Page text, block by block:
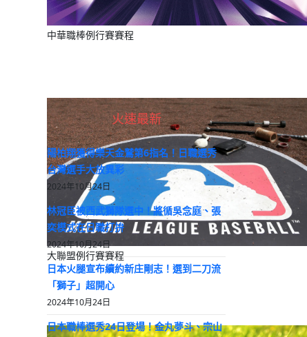
中華職棒例行賽賽程
大聯盟例行賽賽程
火速最新
陽柏翔獲得樂天金鷲第6指名！日職選秀
台灣選手大放異彩
2024年10月24日
林冠臣被西武獅隊選中！將循吳念庭、張
奕模式在日職打拚
2024年10月24日
日本火腿宣布續約新庄剛志！選到二刀流
「獅子」超開心
2024年10月24日
日本職棒選秀24日登場！金丸夢斗、宗山